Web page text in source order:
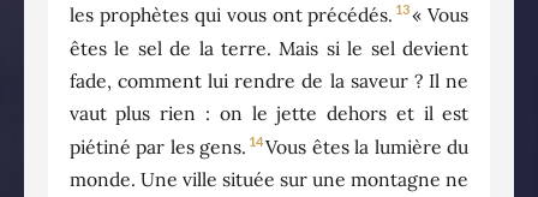
les prophètes qui vous ont précédés. 13« Vous
êtes le sel de la terre. Mais si le sel devient
fade, comment lui rendre de la saveur ? Il ne
vaut plus rien : on le jette dehors et il est
piétiné par les gens. 14Vous êtes la lumière du
monde. Une ville située sur une montagne ne